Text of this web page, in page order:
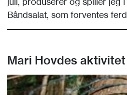
Båndsalat, som forventes
Mari Hovdes aktivitet